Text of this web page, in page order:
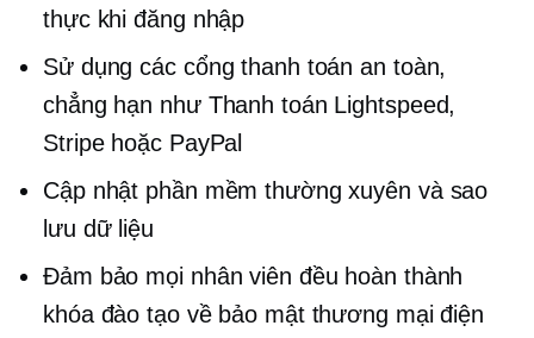
thực khi đăng nhập
Sử dụng các cổng thanh toán an toàn,
chẳng hạn như Thanh toán Lightspeed,
Stripe hoặc PayPal
Cập nhật phần mềm thường xuyên và sao
lưu dữ liệu
Đảm bảo mọi nhân viên đều hoàn thành
khóa đào tạo về bảo mật thương mại điện